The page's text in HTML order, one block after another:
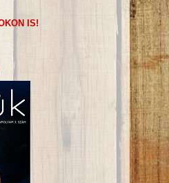
IS!